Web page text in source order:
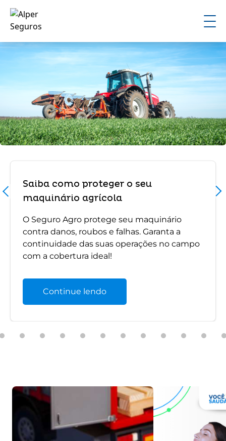
Saiba como proteger o seu
maquinário agrícola
O Seguro Agro protege seu maquinário
contra danos, roubos e falhas. Garanta a
continuidade das suas operações no campo
com a cobertura ideal!
Continue lendo